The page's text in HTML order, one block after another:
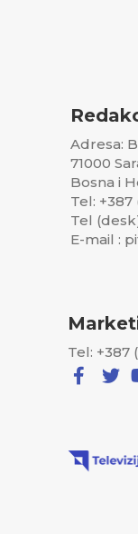
Adresa:
71000
Bosna i
Tel: +387
Tel
E-mail :
Tel: +387